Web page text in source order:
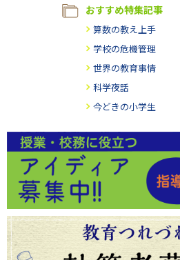
おすすめ特集記事
算数の教え上手
学校の危機管理
世界の教育事情
科学夜話
今どきの小学生